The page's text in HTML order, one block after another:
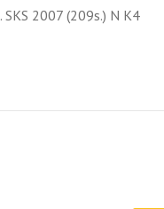
2007 (209s.) N K4